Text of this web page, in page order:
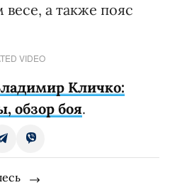
а также пояс
VIDEO
Кличко:
обзор боя.